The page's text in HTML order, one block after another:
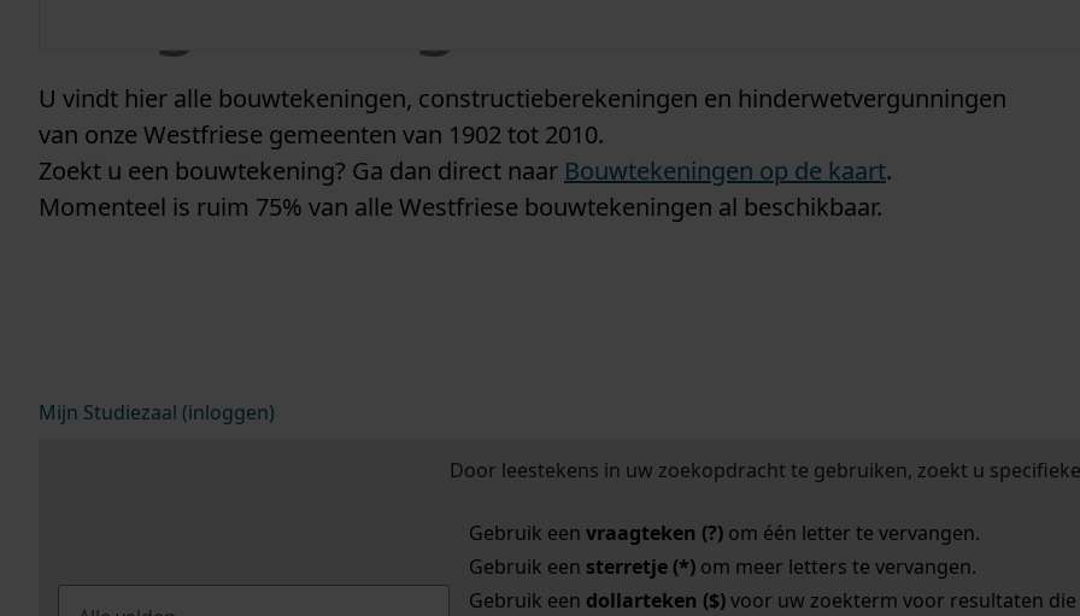
U vindt hier alle bouwtekeningen, constructieberekeningen en hinderwetvergunningen
van onze Westfriese gemeenten van 1902 tot 2010.
Zoekt u een bouwtekening? Ga dan direct naar Bouwtekeningen op de kaart.
Momenteel is ruim 75% van alle Westfriese bouwtekeningen al beschikbaar.
Mijn Studiezaal (inloggen)
Door leestekens in uw zoekopdracht te gebruiken, zoekt u
Gebruik een vraagteken (?)om één letter te vervangen.
Gebruik een sterretje (*)om meer letters te vervangen.
Gebruik een dollarteken ($)voor uw zoekterm voor resultaten die